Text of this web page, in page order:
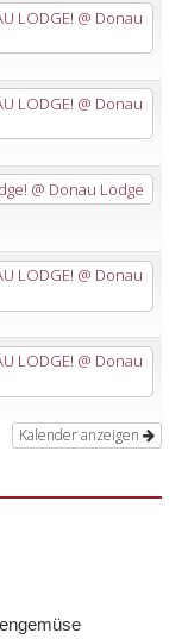
LODGE! @ Donau
LODGE! @ Donau
@ Donau Lodge
LODGE! @ Donau
LODGE! @ Donau
Kalender anzeigen